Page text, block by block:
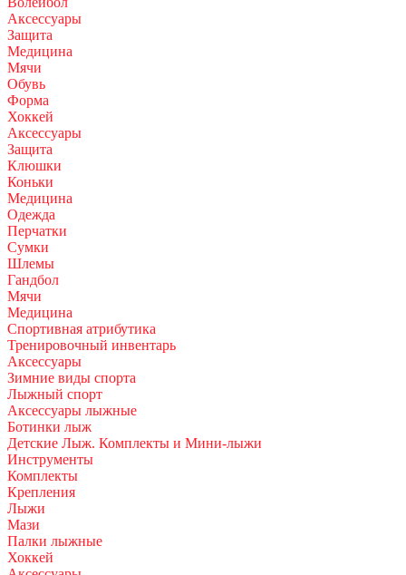
Аксессуары
Защита
Медицина
Мячи
Обувь
Форма
Хоккей
Аксессуары
Защита
Клюшки
Коньки
Медицина
Одежда
Перчатки
Сумки
Шлемы
Гандбол
Мячи
Медицина
Спортивная атрибутика
Тренировочный инвентарь
Аксессуары
Зимние виды спорта
Лыжный спорт
Аксессуары лыжные
Ботинки лыж
Детские Лыж. Комплекты и Мини-лыжи
Инструменты
Комплекты
Крепления
Лыжи
Мази
Палки лыжные
Хоккей